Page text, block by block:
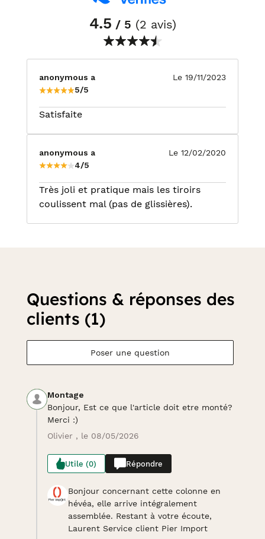
4.5 / 5 (2 avis)
anonymous a
5/5
Le 19/11/2023
Satisfaite
anonymous a
4/5
Le 12/02/2020
Très joli et pratique mais les tiroirs
coulissent mal (pas de glissières).
Questions & réponses des
clients (1)
Poser une question
Montage
Bonjour, Est ce que l'article doit etre monté?
Merci :)
Olivier , le 08/05/2026
Utile (0) Répondre
Bonjour concernant cette colonne en
hévéa, elle arrive intégralement
assemblée. Restant à votre écoute,
Laurent Service client Pier Import